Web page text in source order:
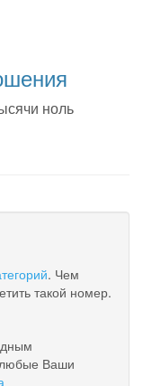
ноль
. Чем
такой номер.
Ваши